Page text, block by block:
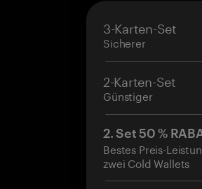
3-Karten-Set
Sicherer
2-Karten-Set
Günstiger
2. Set 50 %
Bestes Preis-
zwei Cold Wallets